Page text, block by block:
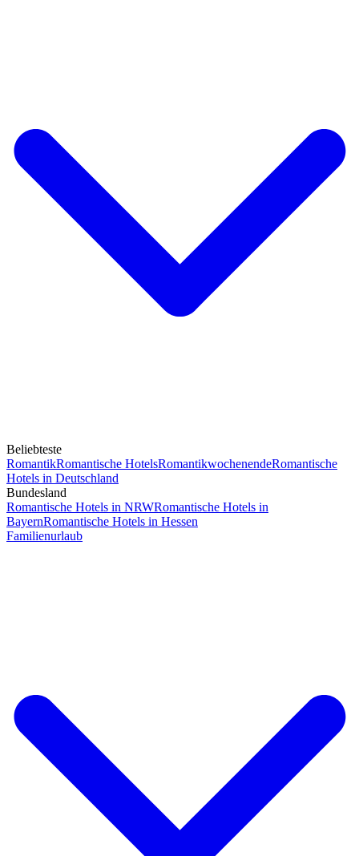
Beliebteste
RomantikRomantische HotelsRomantikwochenendeRomantische
Hotels in Deutschland
Bundesland
Romantische Hotels in NRWRomantische Hotels in
BayernRomantische Hotels in Hessen
Familienurlaub